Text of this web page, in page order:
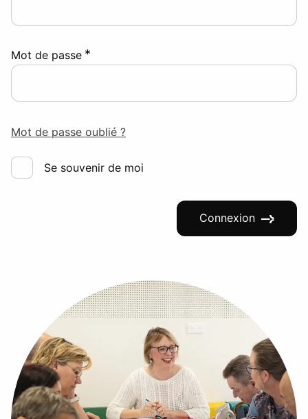
Mot de passe *
Mot de passe oublié ?
Se souvenir de moi
Connexion